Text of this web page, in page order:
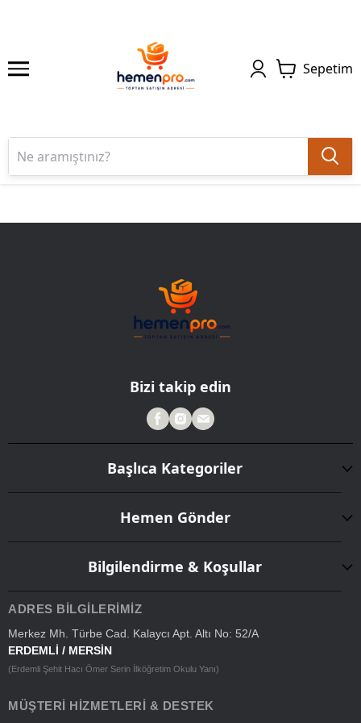
Sepetim
Bizi takip edin
Başlıca Kategoriler
Hemen Gönder
Bilgilendirme & Koşullar
ADRES BILGILERIMIZ
Merkez Mh. Türbe Cad. Kalaycı Apt. Altı No: 52/A
ERDEMLİ / MERSİN
(Erdemli Şehit Hacı Ömer Serin İlköğretim Okulu Yanı)
MÜŞTERI HIZMETLERI & DESTEK